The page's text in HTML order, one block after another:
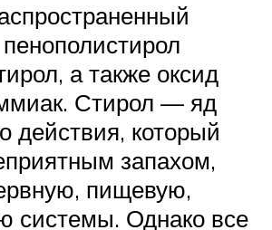
а также оксид
Стирол — яд
действия, который
запахом,
пищевую,
системы. Однако все